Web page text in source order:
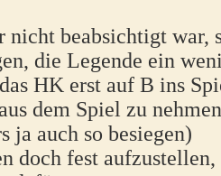
nicht beabsichtigt war,
die Legende ein
HK erst auf B ins
dem Spiel zu
ja auch so besiegen)
doch fest